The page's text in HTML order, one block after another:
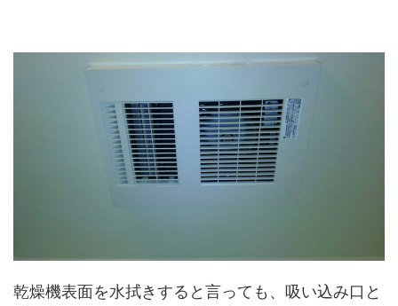
乾燥機表面を水拭きすると言っても、吸い込み口と